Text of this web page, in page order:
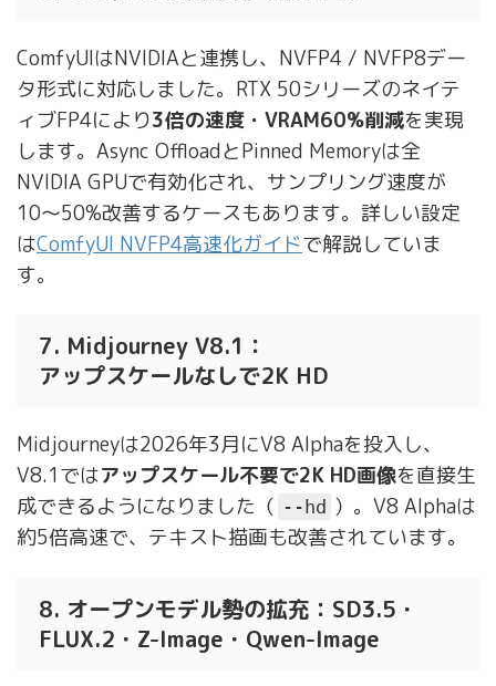
ComfyUIはNVIDIAと連携し、NVFP4 / NVFP8デー
タ形式に対応しました。RTX 50シリーズのネイテ
ィブFP4により3倍の速度・VRAM60%削減を実現
します。Async OffloadとPinned Memoryは全
NVIDIA GPUで有効化され、サンプリング速度が
10〜50%改善するケースもあります。詳しい設定
はComfyUI NVFP4高速化ガイドで解説していま
す。
7. Midjourney V8.1：
アップスケールなしで2K HD
Midjourneyは2026年3月にV8 Alphaを投入し、
V8.1ではアップスケール不要で2K HD画像を直接生
成できるようになりました（ --hd ）。V8 Alphaは
約5倍高速で、テキスト描画も改善されています。
8. オープンモデル勢の拡充：SD3.5・
FLUX.2・Z-Image・Qwen-Image